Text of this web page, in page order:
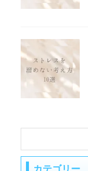
カテゴリー